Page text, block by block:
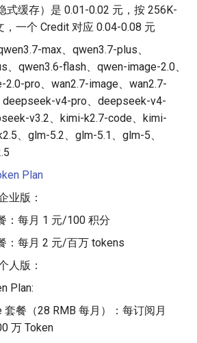
式缓存）是 0.01-0.02 元，按 256K-
，一个 Credit 对应 0.04-0.08 元
max、qwen3.7-plus、
、qwen3.6-flash、qwen-image-2.0、
2.0-pro、wan2.7-image、wan2.7-
deepseek-v4-pro、deepseek-v4-
v3.2、kimi-k2.7-code、kimi-
、glm-5.2、glm-5.1、glm-5、
Plan
业版：
：每月 1 元/100 积分
：每月 2 元/百万 tokens
人版：
Plan:
套餐（28 RMB 每月）：每订阅月
万 Token